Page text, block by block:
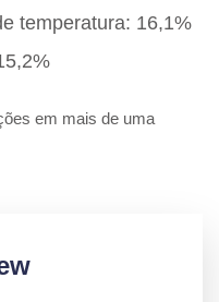
temperatura: 16,1%
em mais de uma